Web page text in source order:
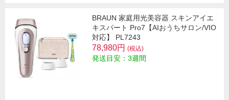
BRAUN 家庭用光美容器 スキンアイエ
キスパート Pro7【AIおうちサロン/VIO
対応】 PL7243
78,980円 (税込)
発送目安：3週間